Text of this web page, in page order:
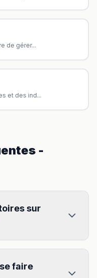
de gérer...
et des ind...
-
sur
faire